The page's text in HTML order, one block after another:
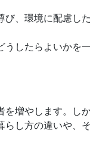
、環境に配慮し
したらよいかを
増やします。し
し方の違いや、